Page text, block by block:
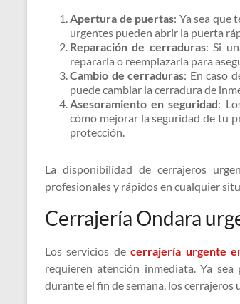
Apertura de puertas: Ya sea que
urgentes pueden abrir la puerta
Reparación de cerraduras: Si
repararla o reemplazarla para
Cambio de cerraduras: En caso
puede cambiar la cerradura de
Asesoramiento en seguridad:
cómo mejorar la seguridad de tu
protección.
La disponibilidad de cerrajeros
profesionales y rápidos en cualquier
Cerrajería Ondara
Los servicios decerrajería urgente
requieren atención inmediata. Ya
durante el fin de semana, los cerrajeros